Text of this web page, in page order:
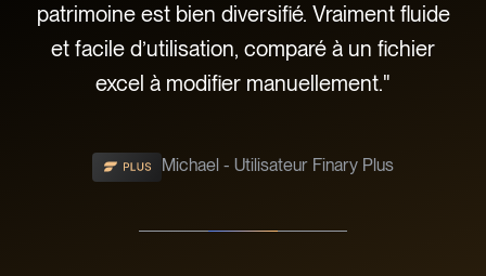
patrimoine est bien diversifié. Vraiment fluide
et facile d’utilisation, comparé à un fichier
excel à modifier manuellement."
Michael - Utilisateur Finary Plus